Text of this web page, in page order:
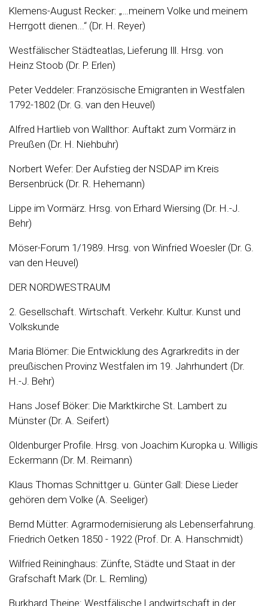
Klemens-August Recker: „…meinem Volke und meinem
Herrgott dienen...“ (Dr. H. Reyer)
Westfälischer Städteatlas, Lieferung Ill. Hrsg. von
Heinz Stoob (Dr. P. Erlen)
Peter Veddeler: Französische Emigranten in Westfalen
1792-1802 (Dr. G. van den Heuvel)
Alfred Hartlieb von Wallthor: Auftakt zum Vormärz in
Preußen (Dr. H. Niehbuhr)
Norbert Wefer: Der Aufstieg der NSDAP im Kreis
Bersenbrück (Dr. R. Hehemann)
Lippe im Vormärz. Hrsg. von Erhard Wiersing (Dr. H.-J.
Behr)
Möser-Forum 1/1989. Hrsg. von Winfried Woesler (Dr. G.
van den Heuvel)
DER NORDWESTRAUM
2. Gesellschaft. Wirtschaft. Verkehr. Kultur. Kunst und
Volkskunde
Maria Blömer: Die Entwicklung des Agrarkredits in der
preußischen Provinz Westfalen im 19. Jahrhundert (Dr.
H.-J. Behr)
Hans Josef Böker: Die Marktkirche St. Lambert zu
Münster (Dr. A. Seifert)
Oldenburger Profile. Hrsg. von Joachim Kuropka u. Willigis
Eckermann (Dr. M. Reimann)
Klaus Thomas Schnittger u. Günter Gall: Diese Lieder
gehören dem Volke (A. Seeliger)
Bernd Mütter: Agrarmodernisierung als Lebenserfahrung.
Friedrich Oetken 1850 - 1922 (Prof. Dr. A. Hanschmidt)
Wilfried Reininghaus: Zünfte, Städte und Staat in der
Grafschaft Mark (Dr. L. Remling)
Burkhard Theine: Westfälische Landwirtschaft in der